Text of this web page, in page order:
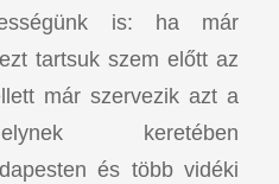
is: ha már
tartsuk szem előtt az
már szervezik azt a
keretében
és több vidéki